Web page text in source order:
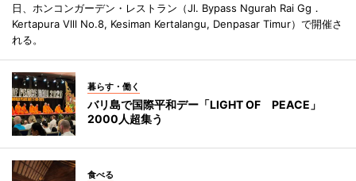
日、ホンコンガーデン・レストラン（Jl. Bypass Ngurah Rai Gg．
Kertapura Vlll No.8, Kesiman Kertalangu, Denpasar Timur）で開催さ
れる。
暮らす・働く
バリ島で国際平和デー「LIGHT OF PEACE」
2000人超集う
食べる